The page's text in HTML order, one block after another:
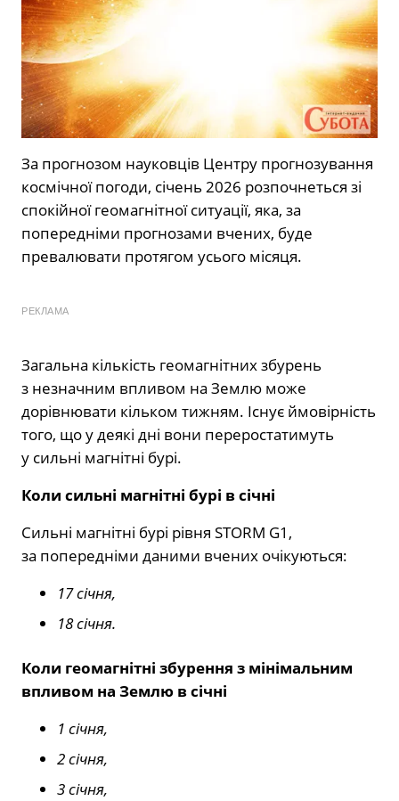
За прогнозом науковців Центру прогнозування
космічної погоди, січень 2026 розпочнеться зі
спокійної геомагнітної ситуації, яка, за
попередніми прогнозами вчених, буде
превалювати протягом усього місяця.
РЕКЛАМА
Загальна кількість геомагнітних збурень
з незначним впливом на Землю може
дорівнювати кільком тижням. Існує ймовірність
того, що у деякі дні вони переростатимуть
у сильні магнітні бурі.
Коли сильні магнітні бурі в січні
Сильні магнітні бурі рівня STORM G1,
за попередніми даними вчених очікуються:
17 січня,
18 січня.
Коли геомагнітні збурення з мінімальним
впливом на Землю в січні
1 січня,
2 січня,
3 січня,